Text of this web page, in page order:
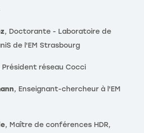
, Doctorante - Laboratoire de
de l'EM Strasbourg
Président réseau Cocci
, Enseignant-chercheur à l'EM
, Maître de conférences HDR,